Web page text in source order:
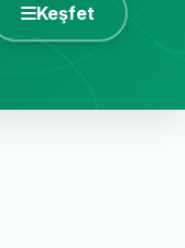
Keşfet